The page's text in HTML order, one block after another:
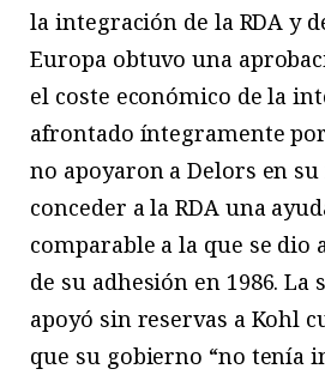
la integración de la RDA y
Europa obtuvo una
el coste económico de la
afrontado íntegramente por
no apoyaron a Delors en
conceder a la RDA una
comparable a la que se dio
de su adhesión en 1986. La
apoyó sin reservas a Kohl
que su gobierno “no tenía